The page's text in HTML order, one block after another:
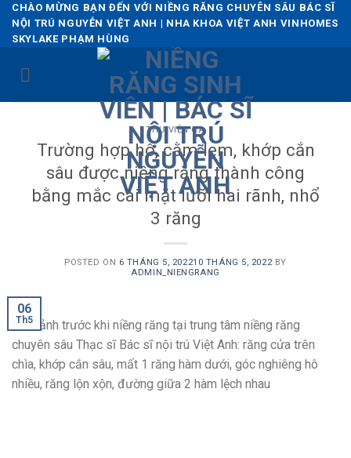
Skip
content
CHÀO MỪNG BẠN ĐẾN VỚI NIỀNG RĂNG CHUYÊN SÂU BÁC SĨ
NỘI TRÚ NGUYỄN VIỆT ANH | NHA KHOA VIỆT ANH VINHOMES
SKYLAKE PHẠM HÙNG
THƯ VIỆN CA
Trường hợp hô, cằm lẹm, khớp cắn
sâu được niềng răng thành công
bằng mắc cài mặt lưỡi hai rãnh, nhổ
3 răng
POSTED ON 6 THÁNG 5, 202210 THÁNG 5, 2022 BY
ADMIN_NIENGRANG
06
Th5
Hình ảnh trước khi niềng răng tại trung tâm niềng răng
chuyên sâu Thạc sĩ Bác sĩ nội trú Việt Anh: răng cửa trên
chìa, khớp cắn sâu, mất 1 răng hàm dưới, góc nghiêng hô
nhiều, răng lộn xộn, đường giữa 2 hàm lệch nhau